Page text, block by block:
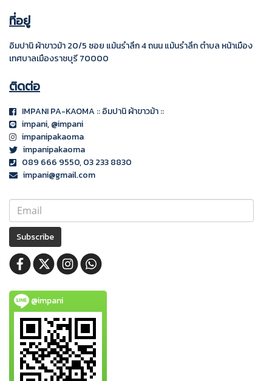
ที่อยู่
อิมปานิ ผ้าขาวม้า 20/5 ซอย แม้นรำลึก 4ถนน แม้นรำลึก ตำบล หน้าเมือง
เทศบาลเมืองราชบุรี70000
ติดต่อ
IMPANI PA-KAOMA :: อิมปานิ ผ้าขาวม้า ::
impani, @impani
impanipakaoma
impanipakaoma
089 666 9550, 03 233 8830
impani@gmail.com
Subscribe
@impani